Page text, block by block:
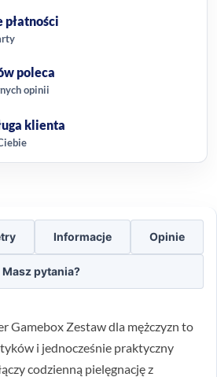
płatności
poleca
opinii
klienta
Informacje Opinie
Masz pytania?
Gamebox Zestaw dla mężczyzn to
i jednocześnie praktyczny
codzienną pielęgnację z